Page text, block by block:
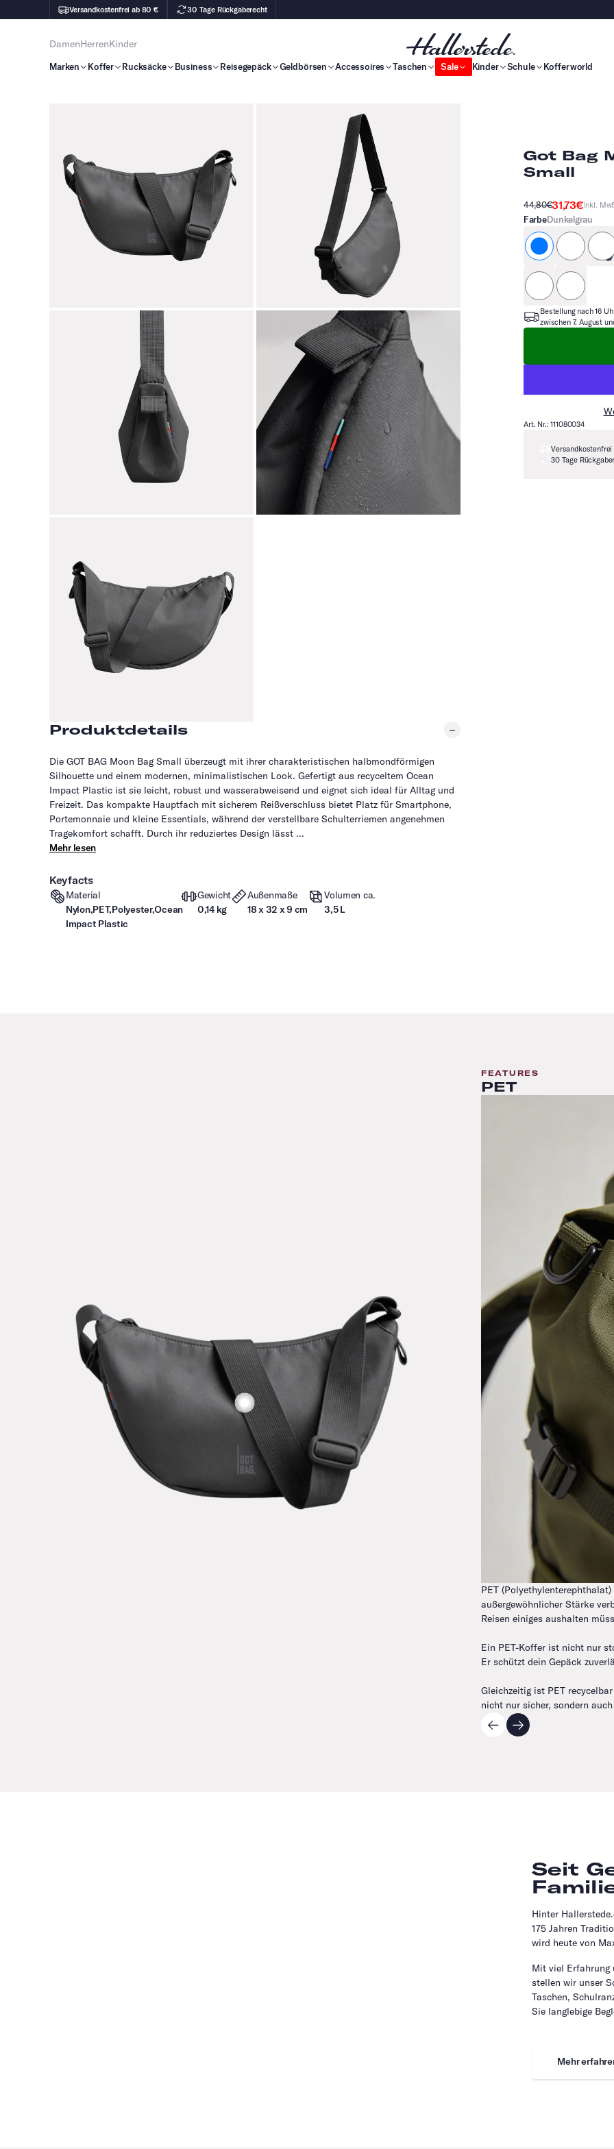
Versandkostenfrei ab 80 € 30 Tage Rückgaberecht
DamenHerrenKinder
Marken Koffer Rucksäcke Business Reisegepäck Geldbörsen Accessoires Taschen Sale Kinder Schule Kofferworld
Produktdetails
Die GOT BAG Moon Bag Small überzeugt mit ihrer charakteristischen halbmondförmigen
Silhouette und einem modernen, minimalistischen Look. Gefertigt aus recyceltem Ocean
Impact Plastic ist sie leicht, robust und wasserabweisend und eignet sich ideal für Alltag und
Freizeit. Das kompakte Hauptfach mit sicherem Reißverschluss bietet Platz für Smartphone,
Portemonnaie und kleine Essentials, während der verstellbare Schulterriemen angenehmen
Tragekomfort schafft. Durch ihr reduziertes Design lässt ...
Mehr lesen
Keyfacts
Material
Nylon,PET,Polyester,Ocean
Impact Plastic
Gewicht
0,14 kg
Außenmaße
18 x 32 x 9 cm
Volumen ca.
3,5 L
Got Bag
Small
44,80€31,73€inkl.
FarbeDunkelgrau
dunkelgrau
rosa
shore krill
Bestellung nach 16
zwischen 7. August
Art. Nr.: 111080034
Versandkostenfrei
30 Tage
FEATURES
PET
PET
außergewöhnlicher Stärke
Reisen einiges aushalten
Ein PET-Koffer ist nicht nur
Er schützt dein Gepäck
Gleichzeitig ist PET
nicht nur sicher, sondern
Seit
Hinter
175 Jahren
wird heute von
Mit viel Erfahrung
stellen wir unser
Taschen,
Sie langlebige
Mehr